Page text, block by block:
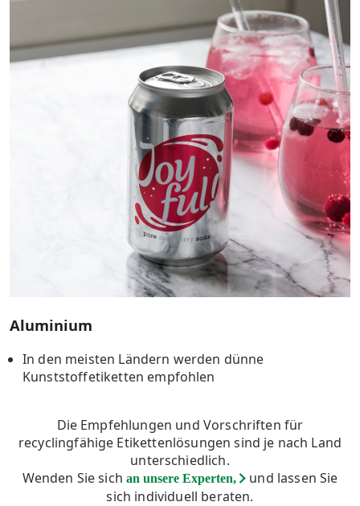
Aluminium
In den meisten Ländern werden dünne
Kunststoffetiketten empfohlen
Die Empfehlungen und Vorschriften für
recyclingfähige Etikettenlösungen sind je nach Land
unterschiedlich.
Wenden Sie sichan unsere Experten,
und lassen Sie
sich individuell beraten.